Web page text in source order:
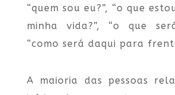
“quem sou eu?”, “o que
minha vida?”, “o que
“como será daqui para
A maioria das pessoas